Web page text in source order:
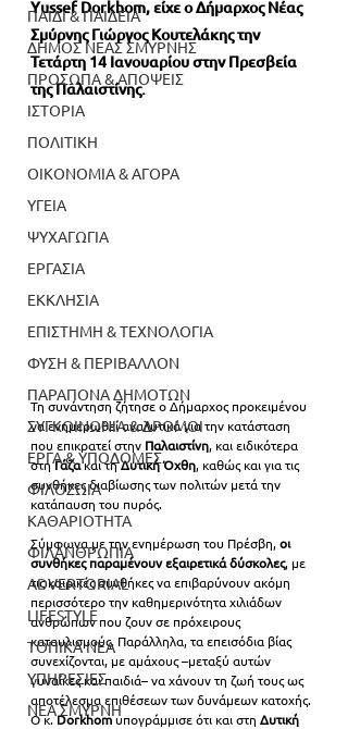
ΠΑΙΔΙ & ΠΑΙΔΕΙΑ
ΔΗΜΟΣ ΝΕΑΣ ΣΜΥΡΝΗΣ
ΠΡΟΣΩΠΑ & ΑΠΟΨΕΙΣ
ΙΣΤΟΡΙΑ
ΠΟΛΙΤΙΚΗ
ΟΙΚΟΝΟΜΙΑ & ΑΓΟΡΑ
ΥΓΕΙΑ
ΨΥΧΑΓΩΓΙΑ
ΕΡΓΑΣΙΑ
ΕΚΚΛΗΣΙΑ
ΕΠΙΣΤΗΜΗ & ΤΕΧΝΟΛΟΓΙΑ
ΦΥΣΗ & ΠΕΡΙΒΑΛΛΟΝ
ΠΑΡΑΠΟΝΑ ΔΗΜΟΤΩΝ
ΣΥΓΚΟΙΝΩΝΙΑ & ΔΡΟΜΟΙ
ΕΡΓΑ & ΥΠΟΔΟΜΕΣ
ΦΙΛΟΖΩΙΑ
ΚΑΘΑΡΙΟΤΗΤΑ
ΦΙΛΑΝΘΡΩΠΙΑ
ADVERTORIAL
LIFESTYLE
ΤΟΠΙΚΑ ΝΕΑ
ΥΠΗΡΕΣΙΕΣ
ΝΕΑ ΣΜΥΡΝΗ
Yussef Dorkhom, είχε ο Δήμαρχος Νέας
Σμύρνης Γιώργος Κουτελάκης την
Τετάρτη 14 Ιανουαρίου στην Πρεσβεία
της Παλαιστίνης.
Τη συνάντηση ζήτησε ο Δήμαρχος προκειμένου
να ενημερωθεί αναλυτικά για την κατάσταση
που επικρατεί στην Παλαιστίνη, και ειδικότερα
στη Γάζα και τη Δυτική Όχθη, καθώς και για τις
συνθήκες διαβίωσης των πολιτών μετά την
κατάπαυση του πυρός.
Σύμφωνα με την ενημέρωση του Πρέσβη, οι
συνθήκες παραμένουν εξαιρετικά δύσκολες, με
τις καιρικές συνθήκες να επιβαρύνουν ακόμη
περισσότερο την καθημερινότητα χιλιάδων
ανθρώπων που ζουν σε πρόχειρους
καταυλισμούς. Παράλληλα, τα επεισόδια βίας
συνεχίζονται, με αμάχους –μεταξύ αυτών
γυναίκες και παιδιά– να χάνουν τη ζωή τους ως
αποτέλεσμα επιθέσεων των δυνάμεων κατοχής.
Ο κ. Dorkhom υπογράμμισε ότι και στη Δυτική